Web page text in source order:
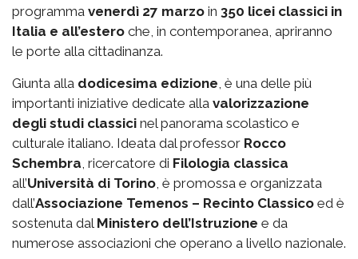
programma venerdì 27 marzo in 350 licei classici in
Italia e all’estero che, in contemporanea, apriranno
le porte alla cittadinanza.
Giunta alla dodicesima edizione , è una delle più
importanti iniziative dedicate alla valorizzazione
degli studi classici nel panorama scolastico e
culturale italiano. Ideata dal professor Rocco
Schembra , ricercatore di Filologia classica
all’Università di Torino , è promossa e organizzata
dall’Associazione Temenos – Recinto Classico ed è
sostenuta dal Ministero dell’Istruzione e da
numerose associazioni che operano a livello nazionale.